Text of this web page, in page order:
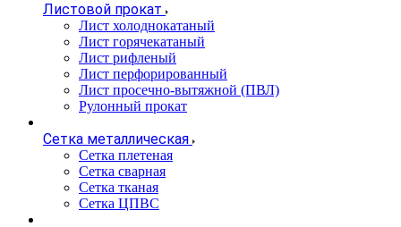
Листовой прокат
Лист холоднокатаный
Лист горячекатаный
Лист рифленый
Лист перфорированный
Лист просечно-вытяжной (ПВЛ)
Рулонный прокат
Сетка металлическая
Сетка плетеная
Сетка сварная
Сетка тканая
Сетка ЦПВС